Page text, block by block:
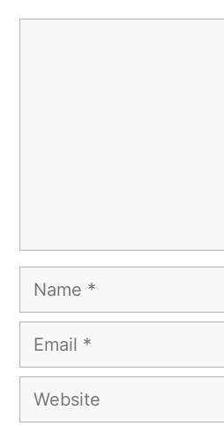
Name
Email
Website